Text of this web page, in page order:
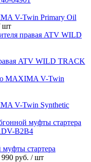
V-Twin Primary Oil
шт
ATV WILD TRACK
V-Twin Synthetic
стартера
990 руб. / шт